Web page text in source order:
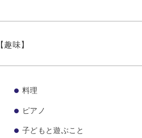
【趣味】
料理
ピアノ
子どもと遊ぶこと